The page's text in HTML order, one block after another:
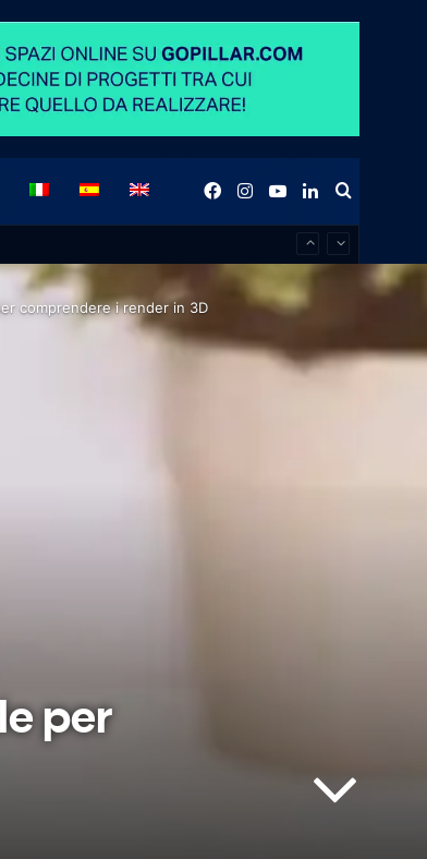
Search
LinkedIn
YouTube
Instagram
Facebook
comprendere i render in 3D
per